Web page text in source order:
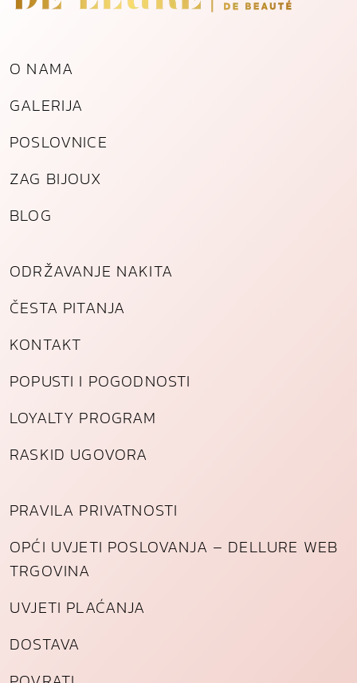
O NAMA
GALERIJA
POSLOVNICE
ZAG BIJOUX
BLOG
ODRŽAVANJE NAKITA
ČESTA PITANJA
KONTAKT
POPUSTI I POGODNOSTI
LOYALTY PROGRAM
RASKID UGOVORA
PRAVILA PRIVATNOSTI
OPĆI UVJETI POSLOVANJA – DELLURE WEB
TRGOVINA
UVJETI PLAĆANJA
DOSTAVA